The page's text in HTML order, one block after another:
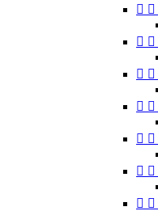
 
 
 
 
 
 
 